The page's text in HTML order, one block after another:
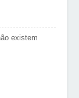
existem